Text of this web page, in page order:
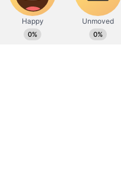
Related Articles